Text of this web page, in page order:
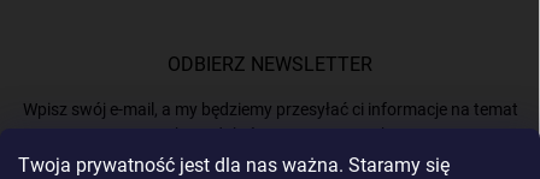
Twoja prywatność jest dla nas ważna. Staramy się
ODBIERZ NEWSLETTER
Wpisz swój e-mail, a my będziemy przesyłać ci informacje na temat
nowych produktów na naszym e-shop.